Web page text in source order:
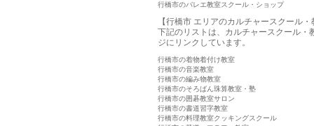
行橋市のバレエ教室スクール・ショップ
【行橋市 エリアのカルチャースクール
下記のリストは、カルチャースクール・
ジにリンクしています。
行橋市の着物着付け教室
行橋市の音楽教室
行橋市の編み物教室
行橋市のそろばん珠算教室・塾
行橋市の囲碁教室サロン
行橋市の書道習字教室
行橋市の料理教室クッキングスクール